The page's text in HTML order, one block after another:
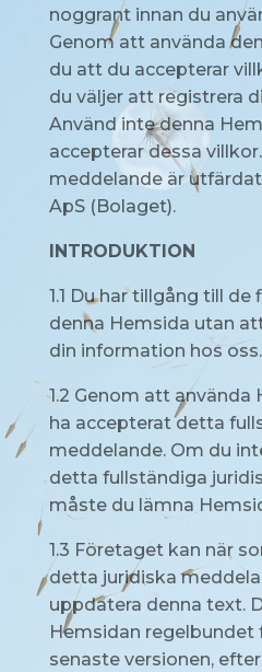
noggrant innan du
Genom att använda
du att du accepterar
du väljer att registrera
Använd inte denna
accepterar dessa
meddelande är
ApS (Bolaget).
INTRODUKTION
1.1 Du har tillgång till
denna Hemsida utan
din information hos oss.
1.2 Genom att använda
ha accepterat detta
meddelande. Om du
detta fullständiga
måste du lämna
1.3 Företaget kan när
detta juridiska
uppdatera denna text.
Hemsidan regelbundet
senaste versionen,